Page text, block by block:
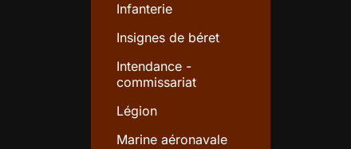
Infanterie
Insignes de béret
Intendance -
commissariat
Légion
Marine aéronavale